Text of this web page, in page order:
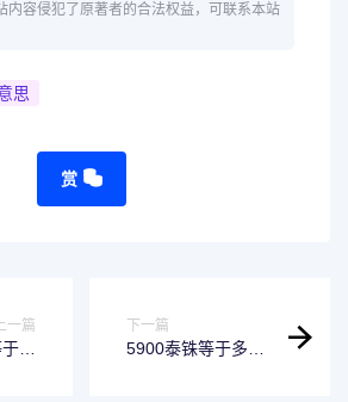
内容侵犯了原著者的合法权益，可联系本站
思
赏
一篇
多
下一篇
5900泰铢等于多少